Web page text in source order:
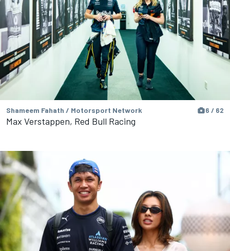
Shameem Fahath / Motorsport Network 6 / 62
Max Verstappen, Red Bull Racing